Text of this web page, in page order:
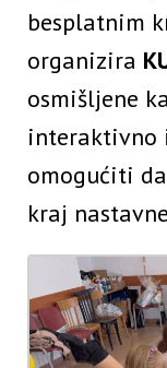
besplatnim
organizira
osmišljene
interaktivno
omogućiti
kraj